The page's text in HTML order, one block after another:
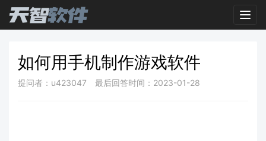
如何用手机制作游戏软件
提问者：u423047 最后回答时间：2023-01-28